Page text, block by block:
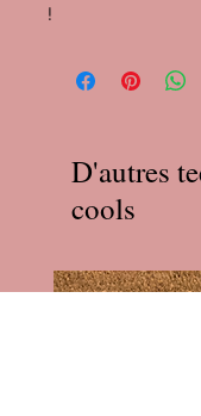
!
D'autres
cools